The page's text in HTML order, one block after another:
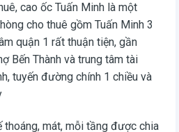
cao ốc Tuấn Minh là một
cho thuê gồm Tuấn Minh 3
quận 1 rất thuận tiện, gần
Bến Thành và trung tâm tài
tuyến đường chính 1 chiều và
mát, mỗi tầng được chia